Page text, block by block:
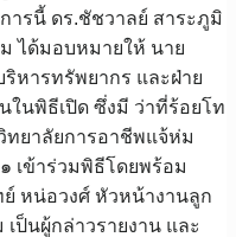
ารนี้ ดร.ชัชวาลย์ สาระภูมิ
ได้มอบหมายให้ นาย
หารทรัพยากร และฝ่าย
ในพิธีเปิด ซึ่งมี ว่าที่ร้อยโท
ทยาลัยการอาชีพแจ้ห่ม
เข้าร่วมพิธีโดยพร้อม
หน่อวงศ์ หัวหน้างานลูก
ป็นผู้กล่าวรายงาน และ